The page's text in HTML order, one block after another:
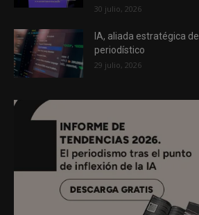
30 julio, 2026
IA, aliada estratégica
periodístico
29 julio, 2026